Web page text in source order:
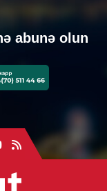
abunə olun